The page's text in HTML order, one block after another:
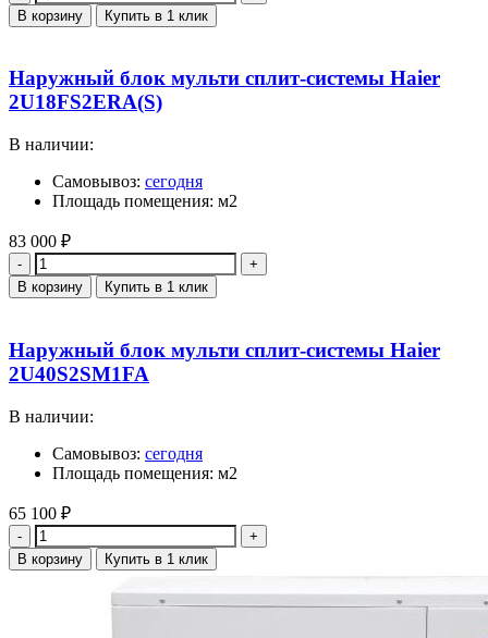
В корзину Купить в 1 клик
Наружный блок мульти сплит-системы Haier
2U18FS2ERA(S)
В наличии:
Самовывоз: сегодня
Площадь помещения: м2
83 000 ₽
Количество
В корзину Купить в 1 клик
Наружный блок мульти сплит-системы Haier
2U40S2SM1FA
В наличии:
Самовывоз: сегодня
Площадь помещения: м2
65 100 ₽
Количество
В корзину Купить в 1 клик